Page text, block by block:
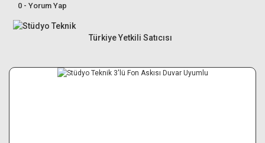
0 - Yorum Yap
Türkiye Yetkili Satıcısı